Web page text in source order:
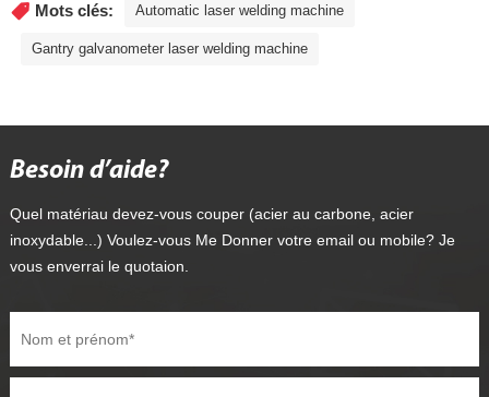
Mots clés: Automatic laser welding machine
Gantry galvanometer laser welding machine
Besoin d’aide?
Quel matériau devez-vous couper (acier au carbone, acier
inoxydable...) Voulez-vous Me Donner votre email ou mobile? Je
vous enverrai le quotaion.